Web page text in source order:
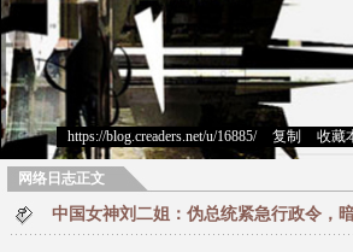
https://blog.creaders.net/u/16885/> 复制 收藏
网络日志正文
中国女神刘二姐：伪总统紧急行政令，